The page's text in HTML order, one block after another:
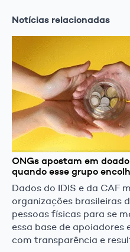
Notícias relacionadas
ONGs apostam em
quando esse grupo
Dados do IDIS e da CAF
organizações brasileiras
pessoas físicas para se
essa base de apoiadores
com transparência e